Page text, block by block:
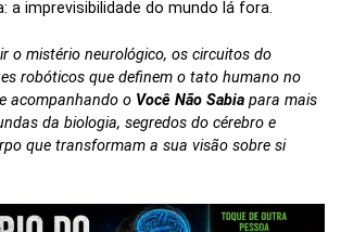
a imprevisibilidade do mundo lá fora.
o mistério neurológico, os circuitos do
robóticos que definem o tato humano no
acompanhando o Você Não Sabia para mais
da biologia, segredos do cérebro e
que transformam a sua visão sobre si